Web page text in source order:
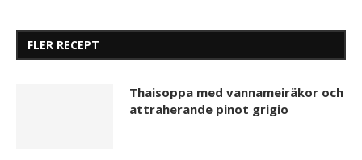
FLER RECEPT
Thaisoppa med vannameiräkor och
attraherande pinot grigio